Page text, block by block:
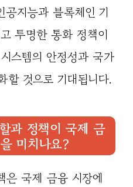
공지능과 블록체인 기
투명한 통화 정책이
스템의 안정성과 국가
할 것으로 기대됩니다.
과 정책이 국제 금
미치나요?
은 국제 금융 시장에